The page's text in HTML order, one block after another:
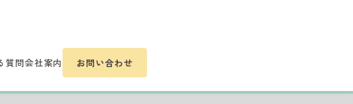
質問会社案内 お問い合わせ